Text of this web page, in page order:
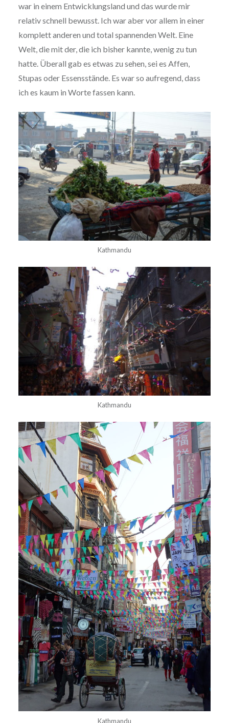
war in einem Entwicklungsland und das wurde mir
relativ schnell bewusst. Ich war aber vor allem in einer
komplett anderen und total spannenden Welt. Eine
Welt, die mit der, die ich bisher kannte, wenig zu tun
hatte. Überall gab es etwas zu sehen, sei es Affen,
Stupas oder Essensstände. Es war so aufregend, dass
ich es kaum in Worte fassen kann.
Kathmandu
Kathmandu
Kathmandu